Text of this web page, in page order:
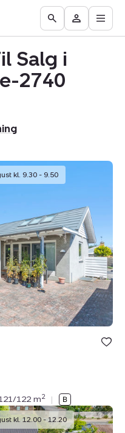
Boliger
til
Find
mægler
Få
vurderet
bolig
Go
to
the
Search
page
Besøg
Mit
Åbn
Salg i
2740
kl. 9.30 - 9.50
122 m2 |
kl. 12.00 - 12.20